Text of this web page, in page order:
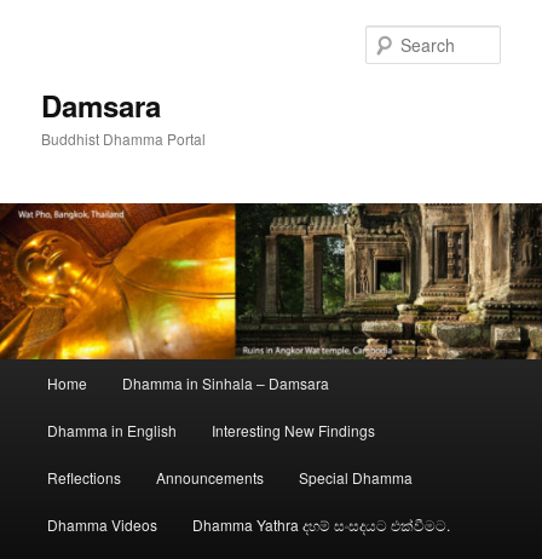
Damsara
Buddhist Dhamma Portal
Home Dhamma in Sinhala – Damsara
Dhamma in English Interesting New Findings
Reflections Announcements Special Dhamma
Dhamma Videos Dhamma Yathra දහම් සංසදයට එක්වීමට.